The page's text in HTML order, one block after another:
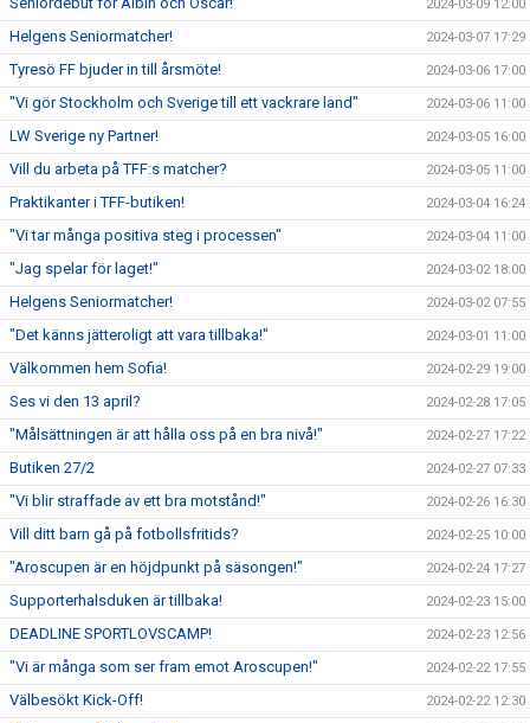
2024-03-09 12:00
Helgens Seniormatcher! 2024-03-07 17:29
Tyresö FF bjuder in till årsmöte! 2024-03-06 17:00
"Vi gör Stockholm och Sverige till ett vackrare land" 2024-03-06 11:00
LW Sverige ny Partner! 2024-03-05 16:00
Vill du arbeta på TFF:s matcher? 2024-03-05 11:00
Praktikanter i TFF-butiken! 2024-03-04 16:24
"Vi tar många positiva steg i processen" 2024-03-04 11:00
"Jag spelar för laget!" 2024-03-02 18:00
Helgens Seniormatcher! 2024-03-02 07:55
"Det känns jätteroligt att vara tillbaka!" 2024-03-01 11:00
Välkommen hem Sofia! 2024-02-29 19:00
Ses vi den 13 april? 2024-02-28 17:05
"Målsättningen är att hålla oss på en bra nivå!" 2024-02-27 17:22
Butiken 27/2 2024-02-27 07:33
"Vi blir straffade av ett bra motstånd!" 2024-02-26 16:30
Vill ditt barn gå på fotbollsfritids? 2024-02-25 10:00
"Aroscupen är en höjdpunkt på säsongen!" 2024-02-24 17:27
Supporterhalsduken är tillbaka! 2024-02-23 15:00
DEADLINE SPORTLOVSCAMP! 2024-02-23 12:56
"Vi är många som ser fram emot Aroscupen!" 2024-02-22 17:55
Välbesökt Kick-Off! 2024-02-22 12:30